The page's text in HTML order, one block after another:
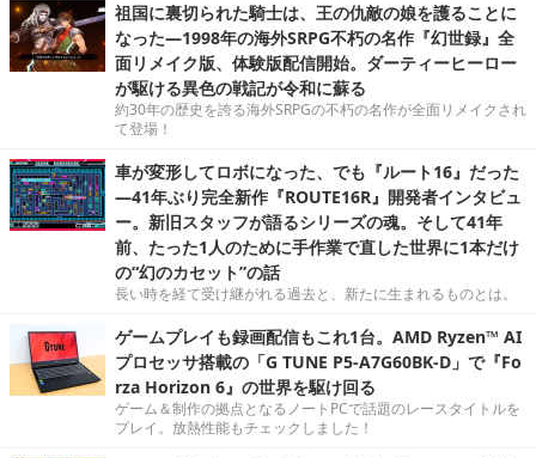
祖国に裏切られた騎士は、王の仇敵の娘を護ることに
なった―1998年の海外SRPG不朽の名作『幻世録』全
面リメイク版、体験版配信開始。ダーティーヒーロー
が駆ける異色の戦記が令和に蘇る
約30年の歴史を誇る海外SRPGの不朽の名作が全面リメイクされ
て登場！
車が変形してロボになった、でも『ルート16』だった
―41年ぶり完全新作『ROUTE16R』開発者インタビュ
ー。新旧スタッフが語るシリーズの魂。そして41年
前、たった1人のために手作業で直した世界に1本だけ
の“幻のカセット”の話
長い時を経て受け継がれる過去と、新たに生まれるものとは。
ゲームプレイも録画配信もこれ1台。AMD Ryzen™ AI
プロセッサ搭載の「G TUNE P5-A7G60BK-D」で『Fo
rza Horizon 6』の世界を駆け回る
ゲーム＆制作の拠点となるノートPCで話題のレースタイトルを
プレイ。放熱性能もチェックしました！